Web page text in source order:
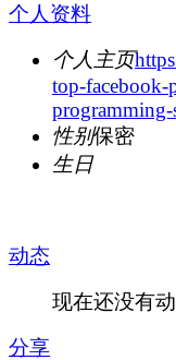
个人资料
个人主页
top-facebook-
programming-
性别保密
生日
动态
现在还没有
分享